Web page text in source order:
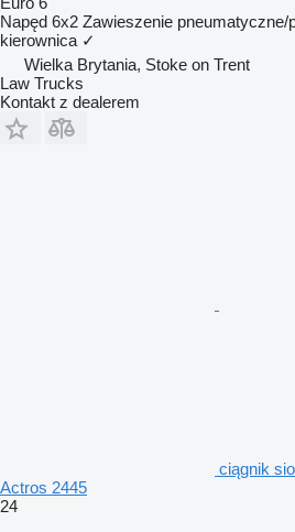
Napęd 6x2 Zawieszenie pneumatyczne/
kierownica ✓
Wielka Brytania, Stoke on Trent
Law Trucks
Kontakt z dealerem
ciągnik
Actros 2445
24